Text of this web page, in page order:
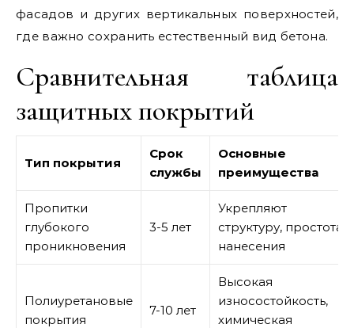
фасадов и других вертикальных поверхностей,
где важно сохранить естественный вид бетона.
Сравнительная таблица
защитных покрытий
Тип покрытия
Срок
службы
Основные
преимущества
Пропитки
глубокого
проникновения
3-5 лет
Укрепляют
структуру, простота
нанесения
Полиуретановые
покрытия
7-10 лет
Высокая
износостойкость,
химическая